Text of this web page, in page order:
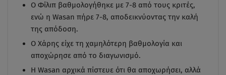
Ο Φίλιπ βαθμολογήθηκε με 7-8 από τους κριτές,
ενώ η Wasan πήρε 7-8, αποδεικνύοντας την καλή
της απόδοση.
Ο Χάρης είχε τη χαμηλότερη βαθμολογία και
αποχώρησε από το διαγωνισμό.
Η Wasan αρχικά πίστευε ότι θα αποχωρήσει, αλλά